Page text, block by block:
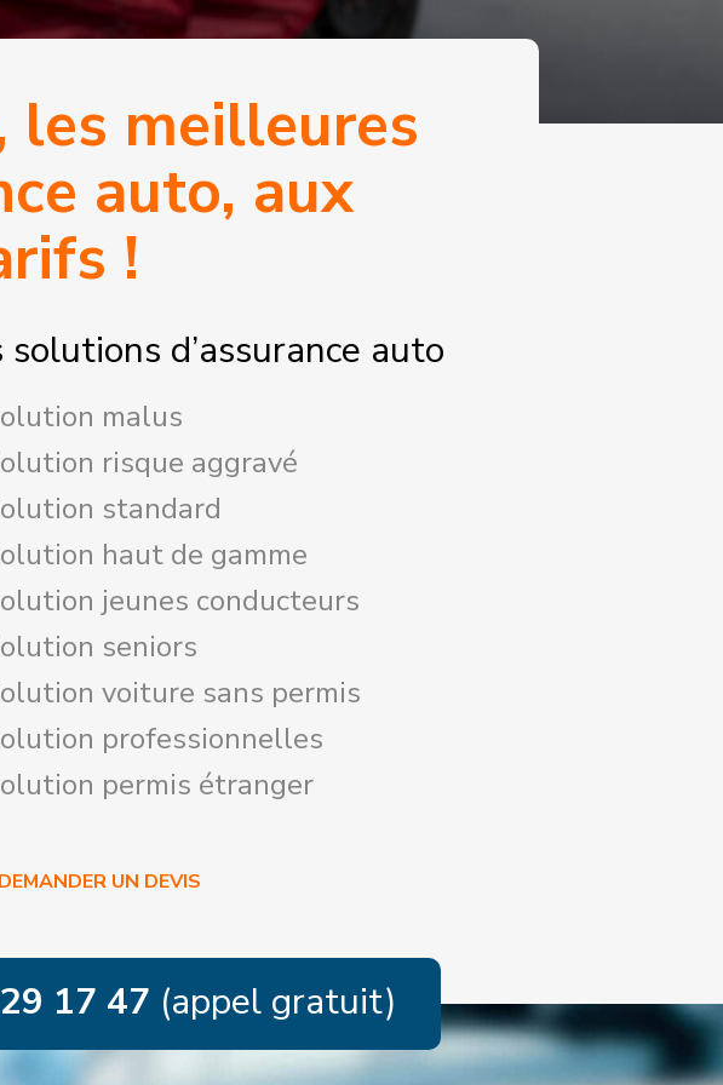
les meilleures
auto, aux
!
solutions d’assurance auto
malus
risque aggravé
standard
haut de gamme
jeunes conducteurs
seniors
voiture sans permis
professionnelles
permis étranger
DEMANDER UN DEVIS
17 47 (appel gratuit)